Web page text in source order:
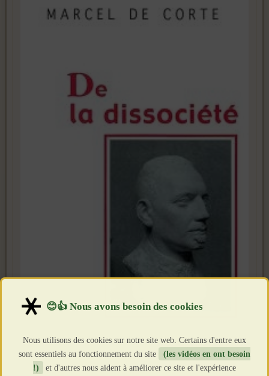
Nous utilisons des cookies sur notre site web. Certains d'entre eux
sont essentiels au fonctionnement du site
(les vidéos en ont besoin
!)
et d'autres nous aident à améliorer ce site et l'expérience